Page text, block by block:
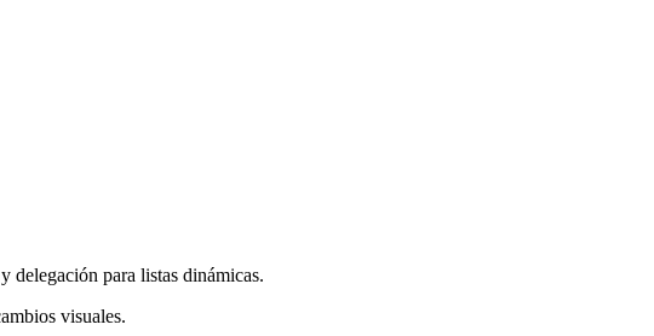
delegación para listas dinámicas.
visuales.